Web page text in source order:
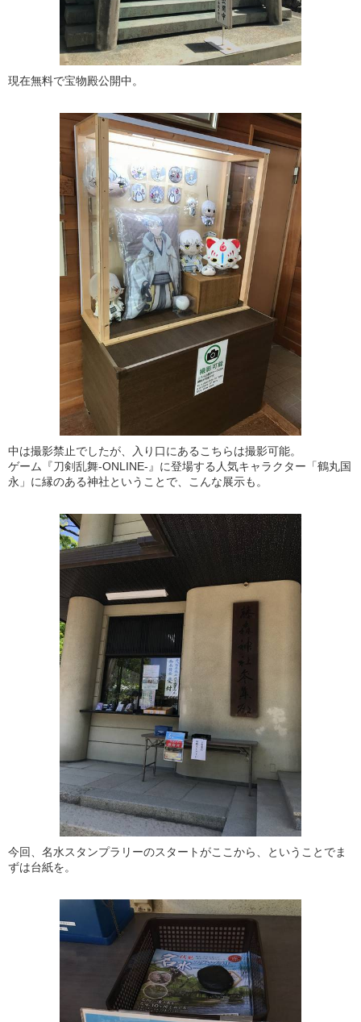
現在無料で宝物殿公開中。
中は撮影禁止でしたが、入り口にあるこちらは撮影可能。
ゲーム『刀剣乱舞-ONLINE-』に登場する人気キャラクター「鶴丸国
永」に縁のある神社ということで、こんな展示も。
今回、名水スタンプラリーのスタートがここから、ということでま
ずは台紙を。